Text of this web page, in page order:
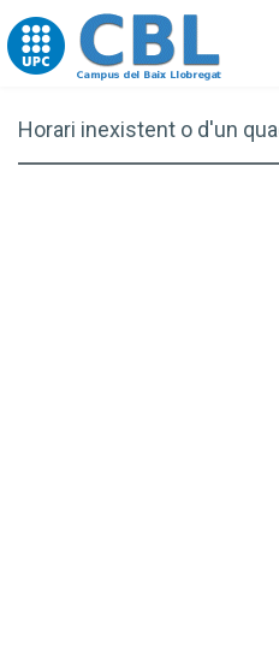
Go to upc.edu
Horari inexistent o d'un